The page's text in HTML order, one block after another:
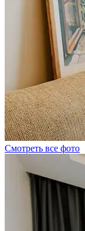
Смотреть все фото